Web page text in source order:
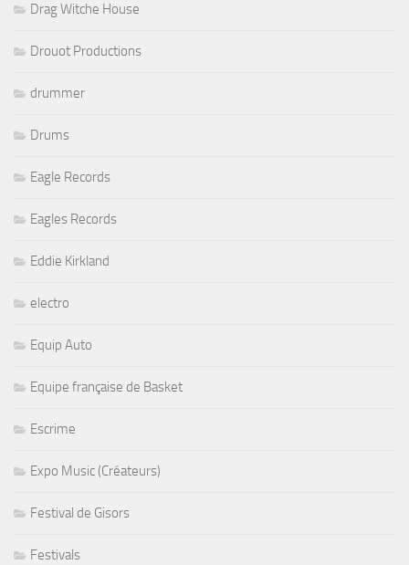
Drag Witche House
Drouot Productions
drummer
Drums
Eagle Records
Eagles Records
Eddie Kirkland
electro
Equip Auto
Equipe française de Basket
Escrime
Expo Music (Créateurs)
Festival de Gisors
Festivals